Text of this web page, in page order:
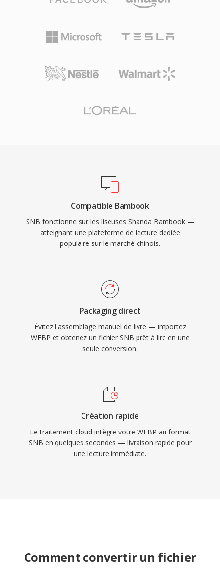
Compatible Bambook
SNB fonctionne sur les liseuses Shanda Bambook —
atteignant une plateforme de lecture dédiée
populaire sur le marché chinois.
Packaging direct
Évitez l'assemblage manuel de livre — importez
WEBP et obtenez un fichier SNB prêt à lire en une
seule conversion.
Création rapide
Le traitement cloud intègre votre WEBP au format
SNB en quelques secondes — livraison rapide pour
une lecture immédiate.
Comment convertir un fichier